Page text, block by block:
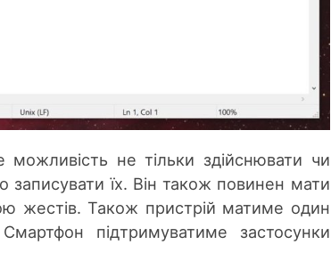
не тільки здійснювати чи
їх. Він також повинен мати
жестів. Також пристрій матиме один
підтримуватиме застосунки